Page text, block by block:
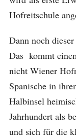
Hofreitschule
Dann noch
Das kommt
nicht Wiener
Spanische in
Halbinsel
Jahrhundert als
und sich für die